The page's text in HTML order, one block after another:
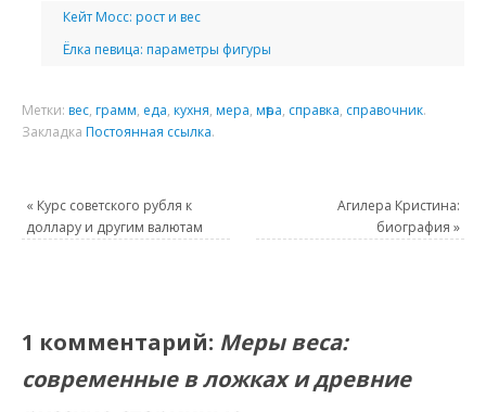
Кейт Мосс: рост и вес
Ёлка певица: параметры фигуры
Метки: вес, грамм, еда, кухня, мера, мѣра, справка, справочник.
Закладка Постоянная ссылка.
« Курс советского рубля к
доллару и другим валютам
Агилера Кристина:
биография »
1 комментарий: Меры веса:
современные в ложках и древние